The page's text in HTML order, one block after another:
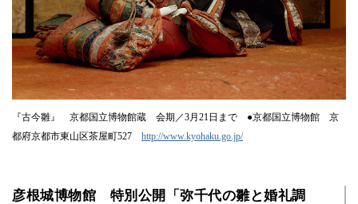
『古今雛』 京都国立博物館蔵 会期／3月21日まで ●京都国立博物館 京
都府京都市東山区茶屋町527 http://www.kyohaku.go.jp/
彦根城博物館 特別公開「弥千代の雛と婚礼調